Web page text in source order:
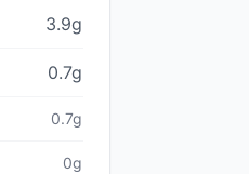
3.9g
0.7g
0.7g
0g